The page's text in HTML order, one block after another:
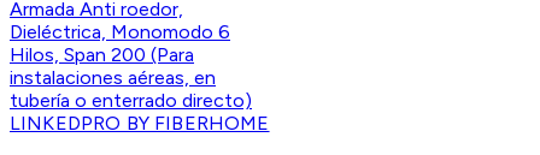
LINKEDPRO BY FIBERHOME